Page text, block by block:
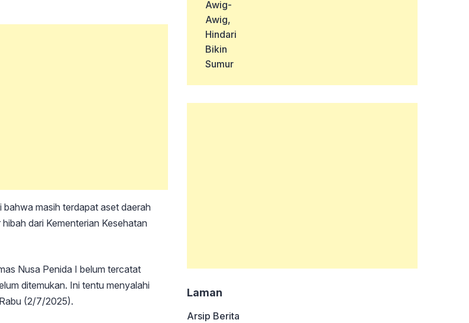
masih terdapat aset daerah
dari Kementerian Kesehatan
Nusa Penida I belum tercatat
ditemukan. Ini tentu menyalahi
(2/7/2025).
Laman
Arsip Berita